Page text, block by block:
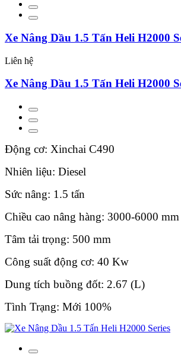
Xe Nâng Dầu 1.5 Tấn Heli H2000
Liên hệ
Xe Nâng Dầu 1.5 Tấn Heli H2000
Động cơ: Xinchai C490
Nhiên liệu: Diesel
Sức nâng: 1.5 tấn
Chiều cao nâng hàng: 3000-6000 mm
Tâm tải trọng: 500 mm
Công suất động cơ: 40 Kw
Dung tích buồng đốt: 2.67 (L)
Tình Trạng: Mới 100%